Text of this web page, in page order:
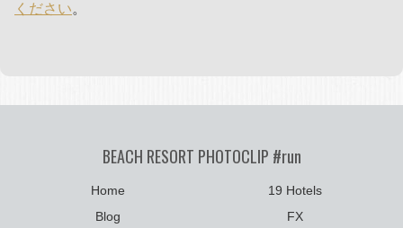
ください。
BEACH RESORT PHOTOCLIP #run
Home
19 Hotels
Blog
FX